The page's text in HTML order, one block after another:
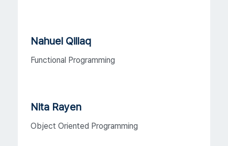
Nahuel Qillaq
Functional Programming
Nita Rayen
Object Oriented Programming